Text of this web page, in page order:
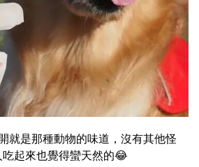
就是那種動物的味道，沒有其他怪
吃起來也覺得蠻天然的😂